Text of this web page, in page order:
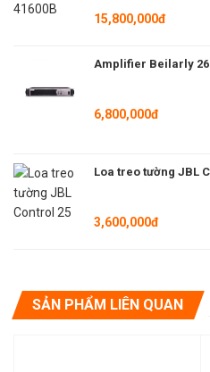
– BPVo-Euroclass: Fca
15,800,000đ
Amplifier Beilarly
6,800,000đ
Loa treo tường JBL
3,600,000đ
SẢN PHẨM LIÊN QUAN